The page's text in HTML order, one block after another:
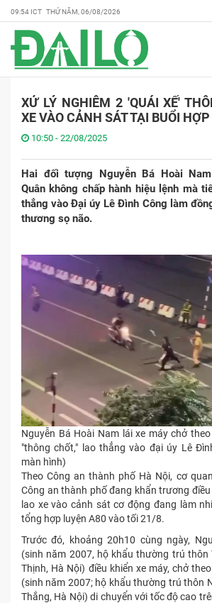
09:54 ICT THỨ NĂM, 06/08/2026
XỬ LÝ NGHIÊM 2 'QUÁI XẾ'
XE VÀO CẢNH SÁT TẠI BUỔI
10:50 - 22/08/2025
Hai đối tượng Nguyễn Bá Hoài
Quân không chấp hành hiệu lệnh mà
thẳng vào Đại úy Lê Đình Công làm
thương sọ não.
Nguyễn Bá Hoài Nam lái xe máy chở
"thông chốt," lao thẳng vào đại úy Lê
màn hình)
Theo Công an thành phố Hà Nội, cơ
Công an thành phố đang khẩn trương
lao xe vào cảnh sát cơ động đang làm
tổng hợp luyện A80 vào tối 21/8. ‎
‎Trước đó, khoảng 20h10 cùng ngày,
(sinh năm 2007, hộ khẩu thường trú thôn
Thịnh, Hà Nội) điều khiển xe máy, chở
(sinh năm 2007; hộ khẩu thường trú thôn
Thắng, Hà Nội) di chuyển với tốc độ cao